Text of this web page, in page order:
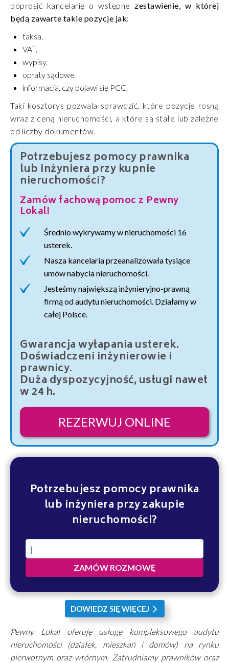
poprosić kancelarię o wstępne zestawienie, w której
będą zawarte takie pozycje jak:
taksa,
VAT,
wypisy,
opłaty sądowe
informacja, czy pojawi się PCC.
Taki kosztorys pozwala sprawdzić, które pozycje rosną
wraz z ceną nieruchomości, a które są stałe lub zależne
od liczby dokumentów.
Potrzebujesz pomocy prawnika
lub inżyniera przy kupnie
nieruchomości?
Zamów fachową pomoc z Pewny
Lokal!
Średnio wykrywamy w nieruchomości 16
usterek.
Nasza kancelaria przeanalizowała tysiące
umów nabycia nieruchomości.
Jesteśmy największą inżynieryjno-prawną
firmą od audytu nieruchomości. Działamy w
całej Polsce.
Gwarancja wyłapania usterek.
Doświadczeni inżynierowie i
prawnicy.
Duża dyspozycyjność, usługi nawet
w 24 h.
REZERWUJ ONLINE
Potrzebujesz pomocy prawnika
lub inżyniera przy zakupie
nieruchomości?
ZAMÓW ROZMOWĘ
DOWIEDZ SIĘ WIĘCEJ arrow_forward_ios
Pewny Lokal oferuję usługę kompleksowego audytu
nieruchomości (działek, mieszkań i domów) na rynku
pierwotnym oraz wtórnym. Zatrudniamy prawników oraz